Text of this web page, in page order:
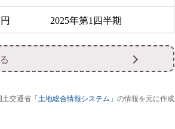
2025年第1四半期
交通省 「土地総合情報システム」 の情報を元に作成